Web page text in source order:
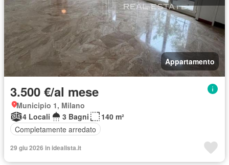
Appartamento
3.500 €/al mese
Municipio 1, Milano
4 Locali
3 Bagni
140 m²
Completamente arredato
29 giu 2026 in idealista.it